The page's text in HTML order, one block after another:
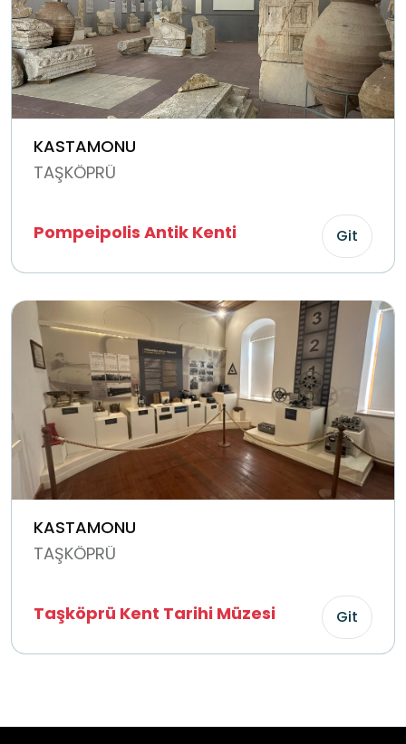
KASTAMONU
TAŞKÖPRÜ
Pompeipolis Antik Kenti Git
KASTAMONU
TAŞKÖPRÜ
Taşköprü Kent Tarihi Müzesi Git